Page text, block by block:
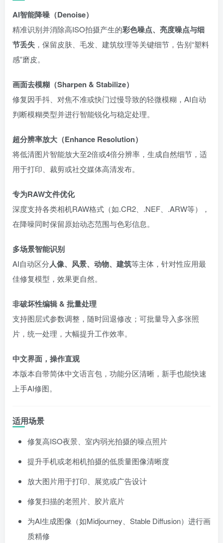
AI智能降噪（Denoise）
精准识别并消除高ISO拍摄产生的彩色噪点、亮度噪点与细
节丢失 ，保留皮肤、毛发、建筑纹理等关键细节，告别“塑料
感”磨皮。
画面去模糊（Sharpen & Stabilize）
修复因手抖、对焦不准或快门过慢导致的轻微模糊，AI自动
判断模糊类型并进行智能锐化与稳定处理。
超分辨率放大（Enhance Resolution）
将低清图片智能放大至2倍或4倍分辨率，生成自然细节，适
用于打印、裁剪或社交媒体高清发布。
专为RAW文件优化
深度支持各类相机RAW格式（如.CR2、.NEF、.ARW等），
在降噪同时保留原始动态范围与色彩信息。
多场景智能识别
AI自动区分人像、风景、动物、建筑等主体，针对性应用最
佳修复模型，效果更自然。
非破坏性编辑 & 批量处理
支持图层式参数调整，随时回退修改；可批量导入多张照
片，统一处理，大幅提升工作效率。
中文界面，操作直观
本版本自带简体中文语言包，功能分区清晰，新手也能快速
上手AI修图。
适用场景
修复高ISO夜景、室内弱光拍摄的噪点照片
提升手机或老相机拍摄的低质量图像清晰度
放大图片用于打印、展览或广告设计
修复扫描的老照片、胶片底片
为AI生成图像（如Midjourney、Stable Diffusion）进行画
质精修